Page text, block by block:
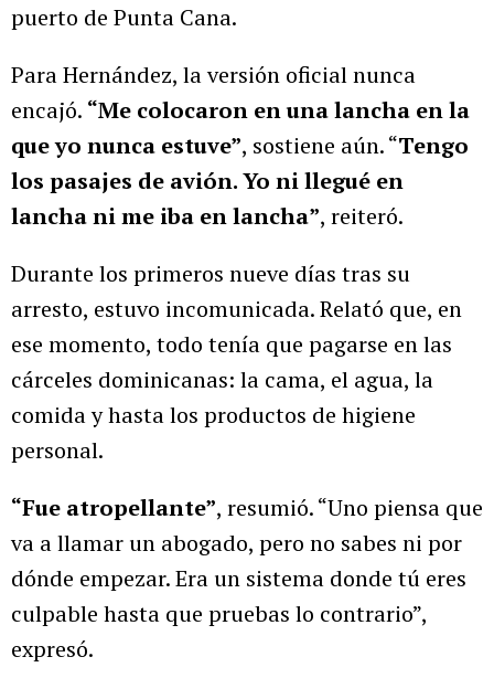
puerto de Punta Cana.
Para Hernández, la versión oficial nunca
encajó. “Me colocaron en una lancha en la
que yo nunca estuve”, sostiene aún. “Tengo
los pasajes de avión. Yo ni llegué en
lancha ni me iba en lancha”, reiteró.
Durante los primeros nueve días tras su
arresto, estuvo incomunicada. Relató que, en
ese momento, todo tenía que pagarse en las
cárceles dominicanas: la cama, el agua, la
comida y hasta los productos de higiene
personal.
“Fue atropellante”, resumió. “Uno piensa que
va a llamar un abogado, pero no sabes ni por
dónde empezar. Era un sistema donde tú eres
culpable hasta que pruebas lo contrario”,
expresó.